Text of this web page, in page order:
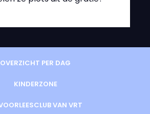
OVERZICHT PER DAG
KINDERZONE
VAN VRT